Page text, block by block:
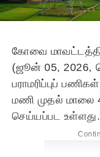
கோவை
(ஜூன் 05, 2026,
பராமரிப்புப்
மணி முதல் மாலை
செய்யப்பட உள்ளது.